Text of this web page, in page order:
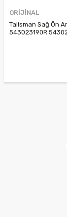
ORİJİNAL
Talisman Sağ Ön
543023190R